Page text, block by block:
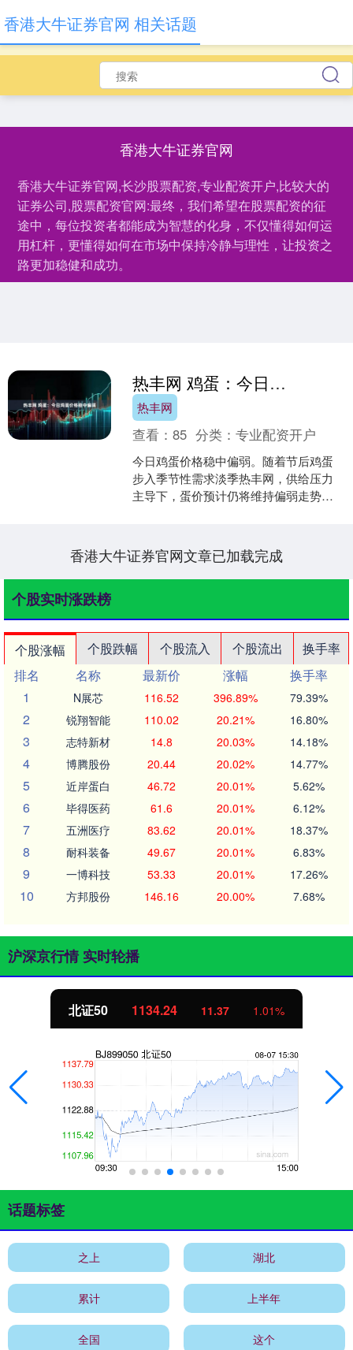
香港大牛证券官网
香港大牛证券官网,长沙股票配资,专业配资开户,比较大的
证券公司,股票配资官网:最终，我们希望在股票配资的征
途中，每位投资者都能成为智慧的化身，不仅懂得如何运
用杠杆，更懂得如何在市场中保持冷静与理性，让投资之
路更加稳健和成功。
香港大牛证券官网 相关话题
热丰网 鸡蛋：今日鸡蛋价格稳中偏弱
热丰网
查看：85 分类：专业配资开户
今日鸡蛋价格稳中偏弱。随着节后鸡蛋
步入季节性需求淡季热丰网，供给压力
主导下，蛋价预计仍将维持偏弱走势。
香港大牛证券官网文章已加载完成
个股实时涨跌榜
个股涨幅 个股跌幅 个股流入 个股流出
换手率
排名
名称 最新价 涨幅
换手率
1
N展芯 116.52 396.89% 79.39%
2 锐翔智能 110.02 20.21% 16.80%
3 志特新材 14.8 20.03% 14.18%
4 博腾股份 20.44 20.02% 14.77%
5 近岸蛋白 46.72 20.01% 5.62%
6 毕得医药 61.6 20.01% 6.12%
7 五洲医疗 83.62 20.01% 18.37%
8 耐科装备 49.67 20.01% 6.83%
9 一博科技 53.33 20.01% 17.26%
10 方邦股份 146.16 20.00% 7.68%
沪深京行情 实时轮播
北证50 1134.24 11.37 1.01%
话题标签
之上 湖北
累计 上半年
全国 这个